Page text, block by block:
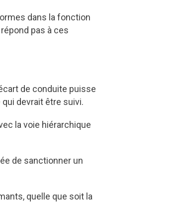
dans la fonction
pas à ces
de conduite puisse
qui devrait être suivi.
la voie hiérarchique
de sanctionner un
quelle que soit la